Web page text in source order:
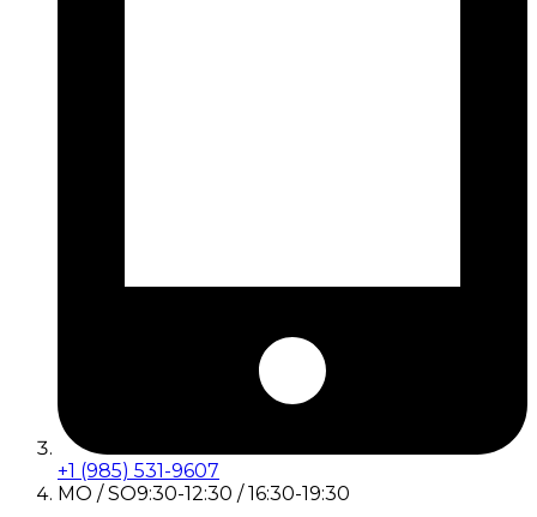
+1 (985) 531-9607
MO / SO9:30-12:30 / 16:30-19:30